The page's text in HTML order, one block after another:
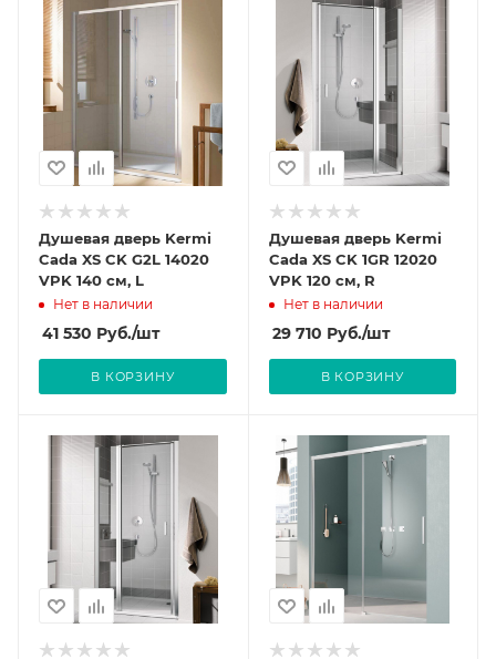
Душевая дверь Kermi
Cada XS CK G2L 14020
VPK 140 см, L
Нет в наличии
41 530 Руб./шт
В КОРЗИНУ
Душевая дверь Kermi
Cada XS CK 1GR 12020
VPK 120 см, R
Нет в наличии
29 710 Руб./шт
В КОРЗИНУ